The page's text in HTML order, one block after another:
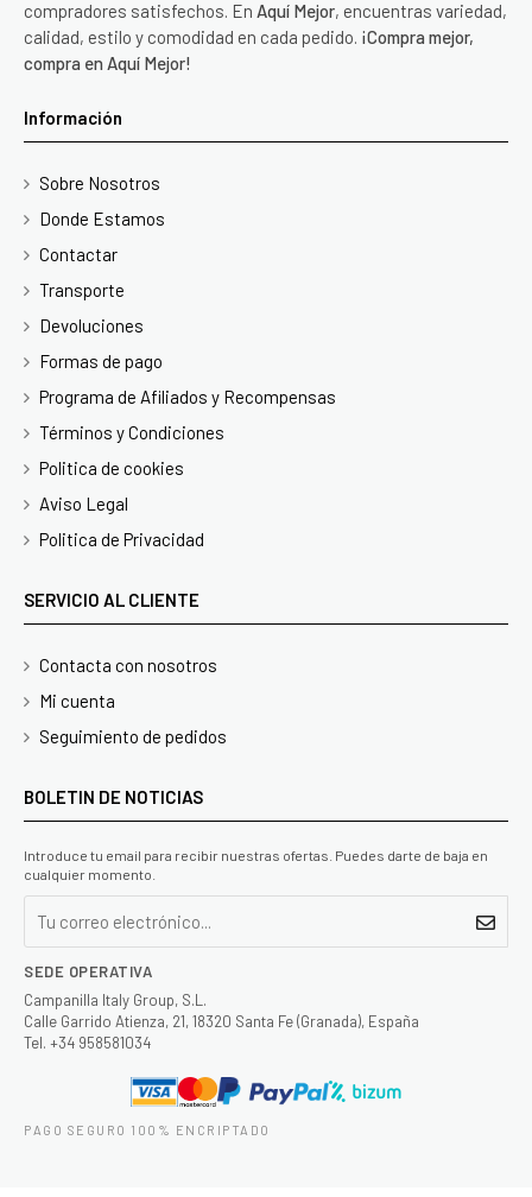
compradores satisfechos. En Aquí Mejor, encuentras variedad,
calidad, estilo y comodidad en cada pedido. ¡Compra mejor,
compra en Aquí Mejor!
Información
Sobre Nosotros
Donde Estamos
Contactar
Transporte
Devoluciones
Formas de pago
Programa de Afiliados y Recompensas
Términos y Condiciones
Politica de cookies
Aviso Legal
Politica de Privacidad
SERVICIO AL CLIENTE
Contacta con nosotros
Mi cuenta
Seguimiento de pedidos
BOLETIN DE NOTICIAS
Introduce tu email para recibir nuestras ofertas. Puedes darte de baja en
cualquier momento.
SEDE OPERATIVA
Campanilla Italy Group, S.L.
Calle Garrido Atienza, 21, 18320 Santa Fe (Granada), España
Tel. +34 958581034
PAGO SEGURO 100% ENCRIPTADO